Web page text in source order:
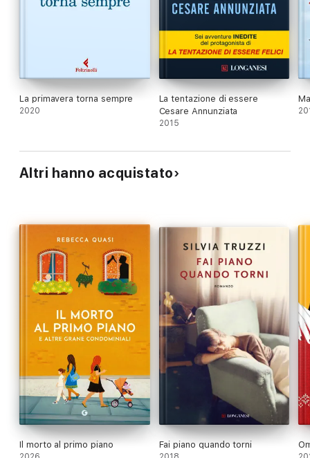
La primavera torna sempre
2020
La tentazione di essere
Cesare Annunziata
2015
Altri hanno acquistato
Il morto al primo piano Fai piano quando torni